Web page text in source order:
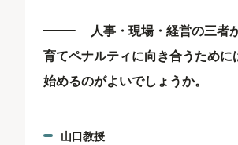
人事・現場・経営の三者
育てペナルティに向き合うために
始めるのがよいでしょうか。
山口教授